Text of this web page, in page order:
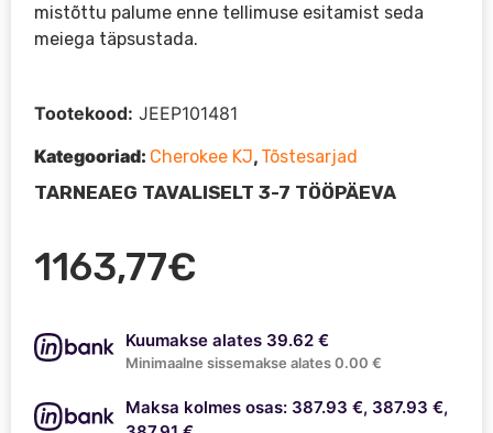
1163,77€
mistõttu palume enne tellimuse esitamist seda
meiega täpsustada.
Kuumakse alates 39.62 €
Minimaalne sissemakse alates 0.00 €
Maksa kolmes osas: 387.93 €, 387.93 €,
Tootekood: JEEP101481
Kategooriad: Cherokee KJ, Tõstesarjad
TARNEAEG TAVALISELT 3-7 TÖÖPÄEVA